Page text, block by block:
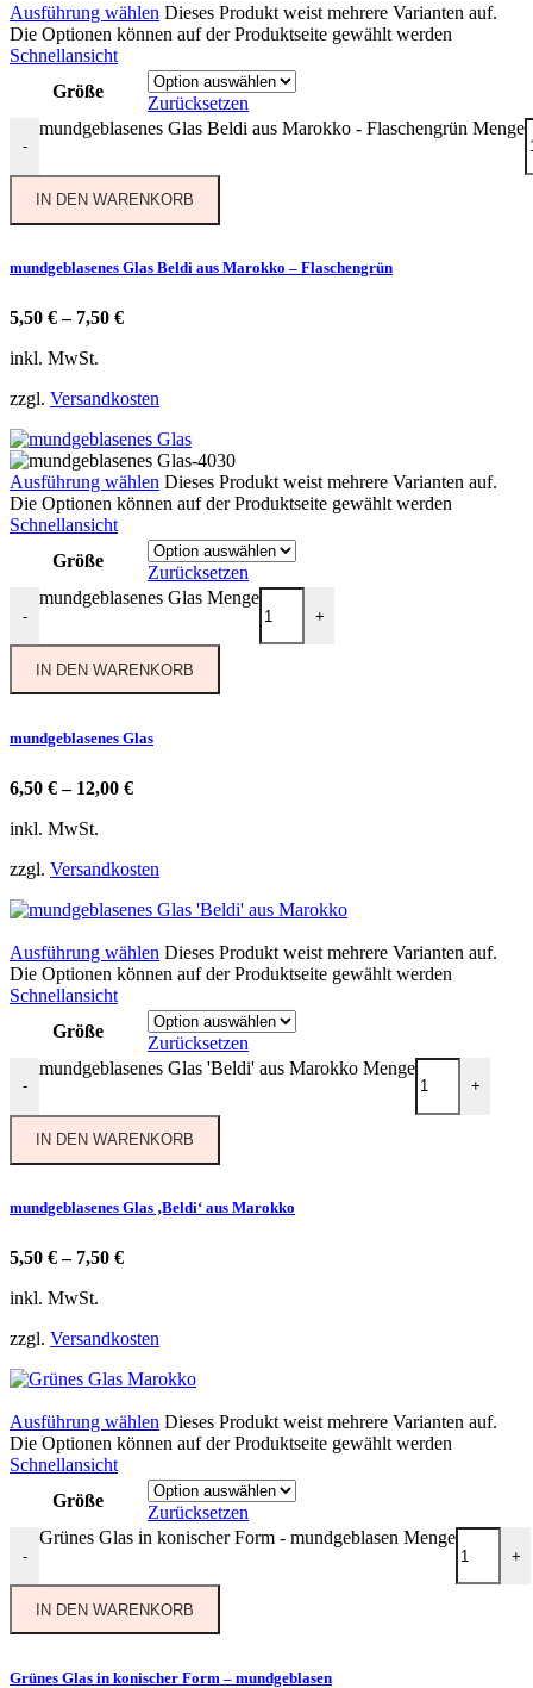
Ausführung wählen Dieses Produkt weist mehrere Varianten auf.
Die Optionen können auf der Produktseite gewählt werden
Schnellansicht
Größe
Zurücksetzen
-
mundgeblasenes Glas Beldi aus Marokko - Flaschengrün Menge
IN DEN WARENKORB
mundgeblasenes Glas Beldi aus Marokko – Flaschengrün
5,50 €– 7,50 €
inkl. MwSt.
zzgl. Versandkosten
Ausführung wählen Dieses Produkt weist mehrere Varianten auf.
Die Optionen können auf der Produktseite gewählt werden
Schnellansicht
Größe
Zurücksetzen
-
mundgeblasenes Glas Menge
+
IN DEN WARENKORB
mundgeblasenes Glas
6,50 €– 12,00 €
inkl. MwSt.
zzgl. Versandkosten
Ausführung wählen Dieses Produkt weist mehrere Varianten auf.
Die Optionen können auf der Produktseite gewählt werden
Schnellansicht
Größe
Zurücksetzen
-
mundgeblasenes Glas 'Beldi' aus Marokko Menge
+
IN DEN WARENKORB
mundgeblasenes Glas ‚Beldi‘ aus Marokko
5,50 €– 7,50 €
inkl. MwSt.
zzgl. Versandkosten
Ausführung wählen Dieses Produkt weist mehrere Varianten auf.
Die Optionen können auf der Produktseite gewählt werden
Schnellansicht
Größe
Zurücksetzen
-
Grünes Glas in konischer Form - mundgeblasen Menge
+
IN DEN WARENKORB
Grünes Glas in konischer Form – mundgeblasen